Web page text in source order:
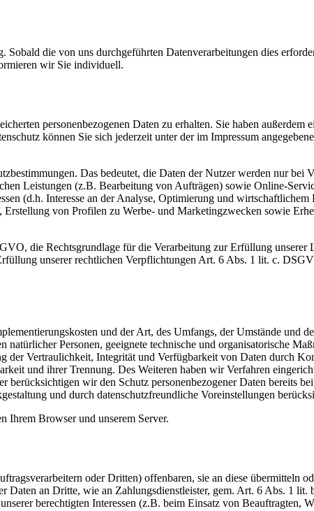
die von uns durchgeführten Datenverarbeitungen dies
wir Sie individuell.
personenbezogenen Daten zu erhalten. Sie haben außerdem
können Sie sich jederzeit unter der im Impressum
Das bedeutet, die Daten der Nutzer werden nur bei
Leistungen (z.B. Bearbeitung von Aufträgen) sowie Online-
(d.h. Interesse an der Analyse, Optimierung und wirtschaftlichem
von Profilen zu Werbe- und Marketingzwecken sowie
die Rechtsgrundlage für die Verarbeitung zur Erfüllung unserer
unserer rechtlichen Verpflichtungen Art. 6 Abs. 1 lit. c.
und der Art, des Umfangs, der Umstände und
Personen, geeignete technische und organisatorische
der Vertraulichkeit, Integrität und Verfügbarkeit von Daten durch
und ihrer Trennung. Des Weiteren haben wir Verfahren
wir den Schutz personenbezogener Daten bereits
und durch datenschutzfreundliche Voreinstellungen
Ihrem Browser und unserem Server.
oder Dritten) offenbaren, sie an diese übermitteln
an Dritte, wie an Zahlungsdienstleister, gem. Art. 6 Abs. 1
berechtigten Interessen (z.B. beim Einsatz von Beauftragten,